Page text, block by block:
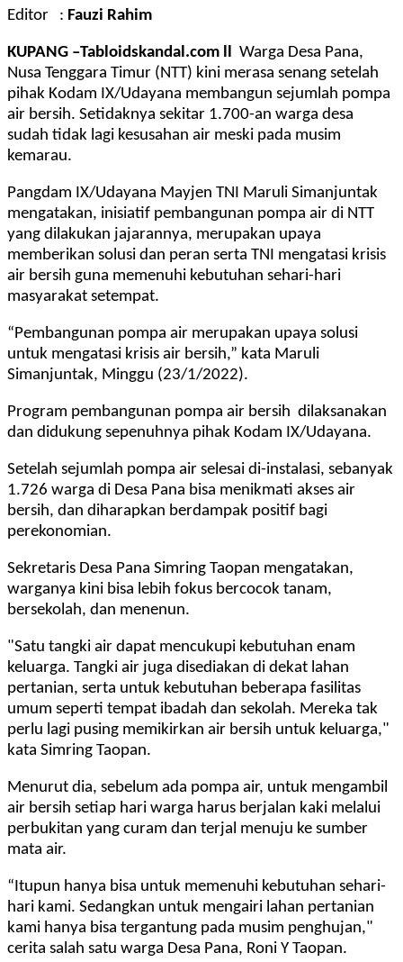
Editor : Fauzi Rahim
KUPANG –Tabloidskandal.com ll Warga Desa Pana,
Nusa Tenggara Timur (NTT) kini merasa senang setelah
pihak Kodam IX/Udayana membangun sejumlah pompa
air bersih. Setidaknya sekitar 1.700-an warga desa
sudah tidak lagi kesusahan air meski pada musim
kemarau.
Pangdam IX/Udayana Mayjen TNI Maruli Simanjuntak
mengatakan, inisiatif pembangunan pompa air di NTT
yang dilakukan jajarannya, merupakan upaya
memberikan solusi dan peran serta TNI mengatasi krisis
air bersih guna memenuhi kebutuhan sehari-hari
masyarakat setempat.
“Pembangunan pompa air merupakan upaya solusi
untuk mengatasi krisis air bersih,” kata Maruli
Simanjuntak, Minggu (23/1/2022).
Program pembangunan pompa air bersih dilaksanakan
dan didukung sepenuhnya pihak Kodam IX/Udayana.
Setelah sejumlah pompa air selesai di-instalasi, sebanyak
1.726 warga di Desa Pana bisa menikmati akses air
bersih, dan diharapkan berdampak positif bagi
perekonomian.
Sekretaris Desa Pana Simring Taopan mengatakan,
warganya kini bisa lebih fokus bercocok tanam,
bersekolah, dan menenun.
"Satu tangki air dapat mencukupi kebutuhan enam
keluarga. Tangki air juga disediakan di dekat lahan
pertanian, serta untuk kebutuhan beberapa fasilitas
umum seperti tempat ibadah dan sekolah. Mereka tak
perlu lagi pusing memikirkan air bersih untuk keluarga,"
kata Simring Taopan.
Menurut dia, sebelum ada pompa air, untuk mengambil
air bersih setiap hari warga harus berjalan kaki melalui
perbukitan yang curam dan terjal menuju ke sumber
mata air.
“Itupun hanya bisa untuk memenuhi kebutuhan sehari-
hari kami. Sedangkan untuk mengairi lahan pertanian
kami hanya bisa tergantung pada musim penghujan,"
cerita salah satu warga Desa Pana, Roni Y Taopan.